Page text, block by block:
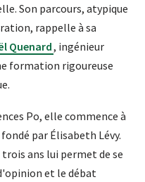
Son parcours, atypique
rappelle à sa
Quenard, ingénieur
formation rigoureuse
Po, elle commence à
par Élisabeth Lévy.
ans lui permet de se
et le débat